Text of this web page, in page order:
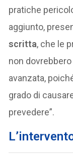
pratiche
aggiunto,
scritta, che le
non
avanzata,
grado di
prevedere”.